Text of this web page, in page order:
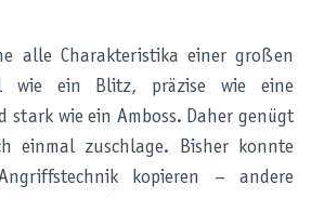
alle Charakteristika einer großen
wie ein Blitz, präzise wie eine
stark wie ein Amboss. Daher genügt
einmal zuschlage. Bisher konnte
kopieren – andere